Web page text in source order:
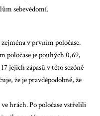
sebevědomí.
v prvním poločase.
poločase je pouhých 0,69,
jejich zápasů v této sezóně
že je pravděpodobné, že
hrách. Po poločase vstřelili